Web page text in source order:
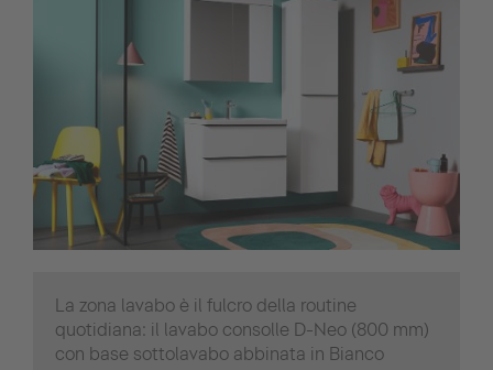
La zona lavabo è il fulcro della routine
quotidiana: il lavabo consolle D-Neo (800 mm)
con base sottolavabo abbinata in Bianco